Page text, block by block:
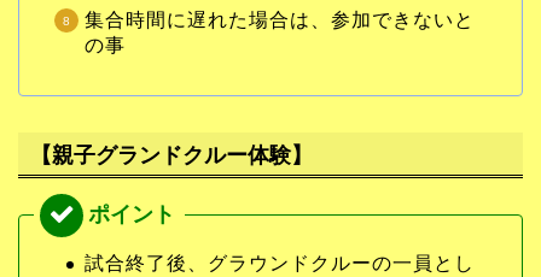
集合時間に遅れた場合は、参加できないと
の事
【親子グランドクルー体験】
試合終了後、グラウンドクルーの一員とし